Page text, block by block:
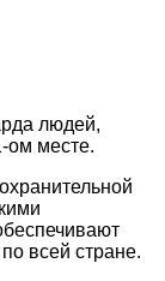
людей,
ом месте.
всей стране.